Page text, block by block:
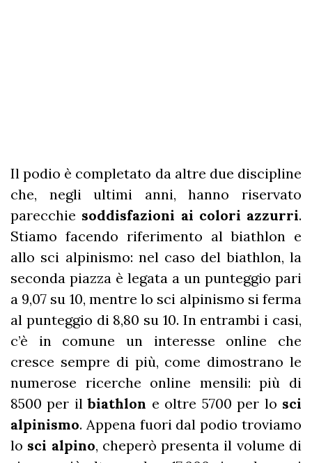
Il podio è completato da altre due discipline
che, negli ultimi anni, hanno riservato
parecchie soddisfazioni ai colori azzurri.
Stiamo facendo riferimento al biathlon e
allo sci alpinismo: nel caso del biathlon, la
seconda piazza è legata a un punteggio pari
a 9,07 su 10, mentre lo sci alpinismo si ferma
al punteggio di 8,80 su 10. In entrambi i casi,
c’è in comune un interesse online che
cresce sempre di più, come dimostrano le
numerose ricerche online mensili: più di
8500 per ilbiathlon e oltre 5700 per lo sci
alpinismo. Appena fuori dal podio troviamo
lo sci alpino, cheperò presenta il volume di